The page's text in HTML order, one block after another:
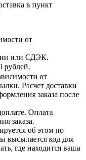
в пункт
от
или СДЭК.
рублей.
от
Расчет доставки
заказа после
Оплата
заказа.
об этом по
высылается код для
где находится ваша